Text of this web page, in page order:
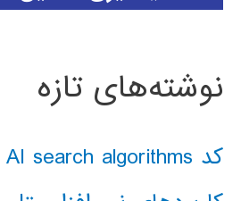
نوشته‌های تازه
کد classical AI search algorithms